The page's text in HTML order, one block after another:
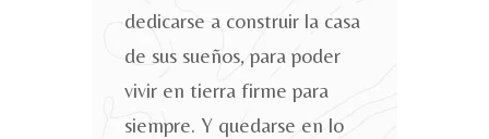
dedicarse a construir la casa
de sus sueños, para poder
vivir en tierra firme para
siempre. Y quedarse en lo